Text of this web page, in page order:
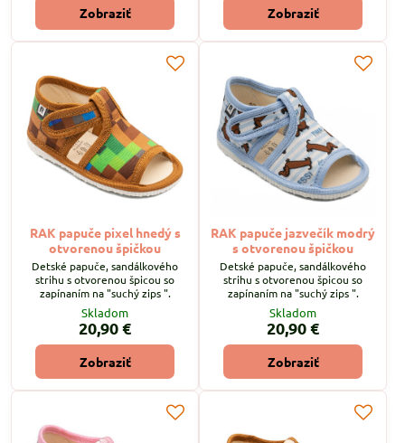
Zobraziť Zobraziť
RAK papuče pixel hnedý s
otvorenou špičkou
Detské papuče, sandálkového
strihu s otvorenou špicou so
zapínaním na "suchý zips ".
Skladom
20,90 €
Zobraziť
RAK papuče jazvečík modrý
s otvorenou špičkou
Detské papuče, sandálkového
strihu s otvorenou špicou so
zapínaním na "suchý zips ".
Skladom
20,90 €
Zobraziť